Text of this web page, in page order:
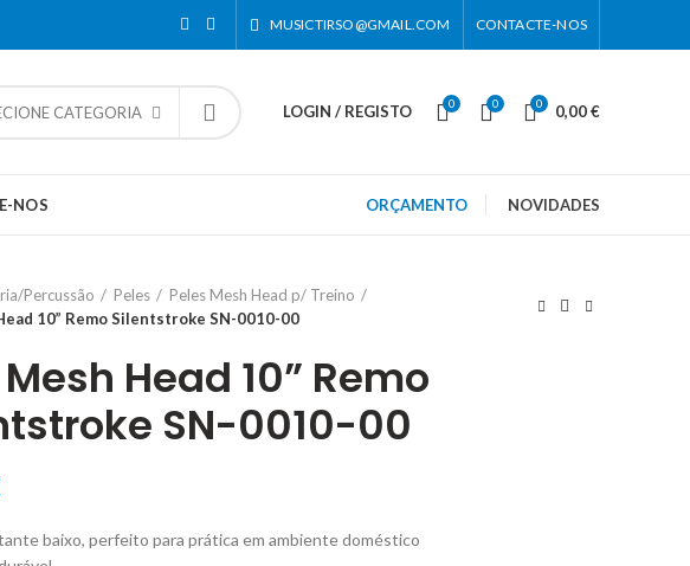
MUSICTIRSO@GMAIL.COM CONTACTE-NOS
CATEGORIA LOGIN / REGISTO 0 0 0 0,00€
NOS ORÇAMENTO NOVIDADES
Percussão Peles
Peles Mesh Head p/ Treino
10” Remo Silentstroke SN-0010-00
Head 10” Remo
SN-0010-00
baixo, perfeito para prática em ambiente doméstico